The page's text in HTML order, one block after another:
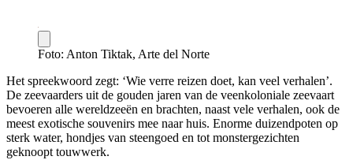
Foto: Anton Tiktak, Arte del Norte
Het spreekwoord zegt: ‘Wie verre reizen doet, kan veel verhalen’.
De zeevaarders uit de gouden jaren van de veenkoloniale zeevaart
bevoeren alle wereldzeeën en brachten, naast vele verhalen, ook de
meest exotische souvenirs mee naar huis. Enorme duizendpoten op
sterk water, hondjes van steengoed en tot monstergezichten
geknoopt touwwerk.